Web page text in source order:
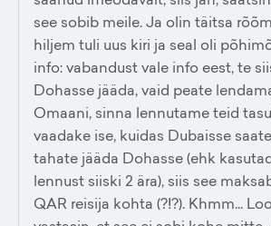
see sobib meile. Ja olin täitsa
hiljem tuli uus kiri ja seal oli
info: vabandust vale info eest, te
Dohasse jääda, vaid peate
Omaani, sinna lennutame teid
vaadake ise, kuidas Dubaisse
tahate jääda Dohasse (ehk
lennust siiski 2 ära), siis see
QAR reisija kohta (?!?). Khmm...